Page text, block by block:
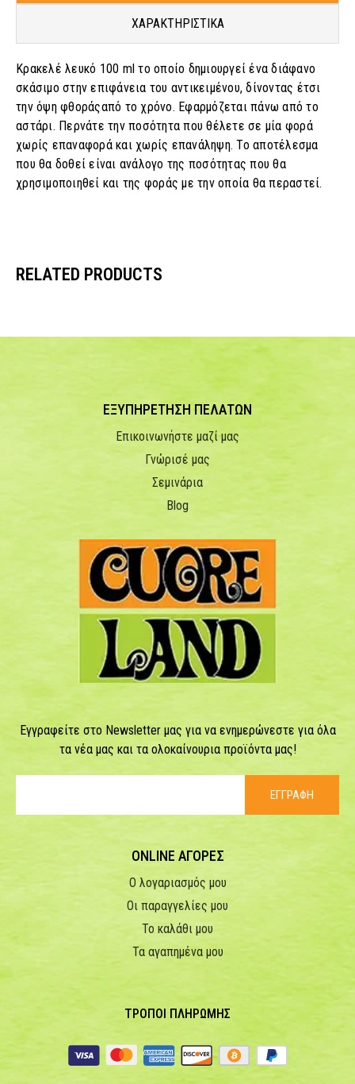
ΧΑΡΑΚΤΗΡΙΣΤΙΚΑ
Κρακελέ λευκό 100 ml το οποίο δημιουργεί ένα διάφανο
σκάσιμο στην επιφάνεια του αντικειμένου, δίνοντας έτσι
την όψη φθοράςαπό το χρόνο. Εφαρμόζεται πάνω από το
αστάρι. Περνάτε την ποσότητα που θέλετε σε μία φορά
χωρίς επαναφορά και χωρίς επανάληψη. Το αποτέλεσμα
που θα δοθεί είναι ανάλογο της ποσότητας που θα
χρησιμοποιηθεί και της φοράς με την οποία θα περαστεί.
RELATED PRODUCTS
ΕΞΥΠΗΡΕΤΗΣΗ ΠΕΛΑΤΩΝ
Επικοινωνήστε μαζί μας
Γνώρισέ μας
Σεμινάρια
Blog
Εγγραφείτε στο Newsletter μας για να ενημερώνεστε για όλα
τα νέα μας και τα ολοκαίνουρια προϊόντα μας!
ΕΓΓΡΑΦΗ
ONLINE ΑΓΟΡΕΣ
Ο λογαριασμός μου
Οι παραγγελίες μου
Το καλάθι μου
Τα αγαπημένα μου
ΤΡΟΠΟΙ ΠΛΗΡΩΜΗΣ